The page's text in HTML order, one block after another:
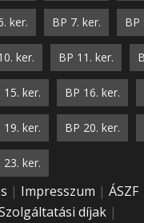
ker. BP 7. ker. BP
ker. BP 11. ker.
15. ker. BP 16. ker.
19. ker. BP 20. ker.
23. ker.
| Impresszum | ÁSZF
díjak |